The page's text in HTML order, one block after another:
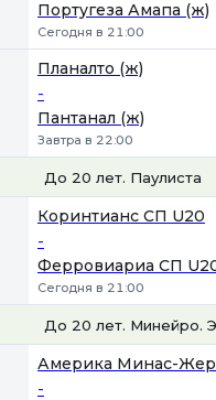
Португеза Амапа (ж)
Сегодня в 21:00
Планалто (ж)
-
Пантанал (ж)
Завтра в 22:00
До 20 лет. Паулиста
Коринтианс СП U20
-
Ферровиариа СП
Сегодня в 21:00
До 20 лет. Минейро.
Америка Минас-
-